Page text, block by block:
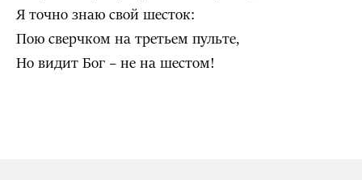
Я точно знаю свой шесток:
Пою сверчком на третьем пульте,
Но видит Бог – не на шестом!